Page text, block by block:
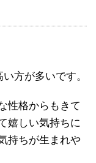
方が多いです。
性格からもきて
嬉しい気持ちに
持ちが生まれや